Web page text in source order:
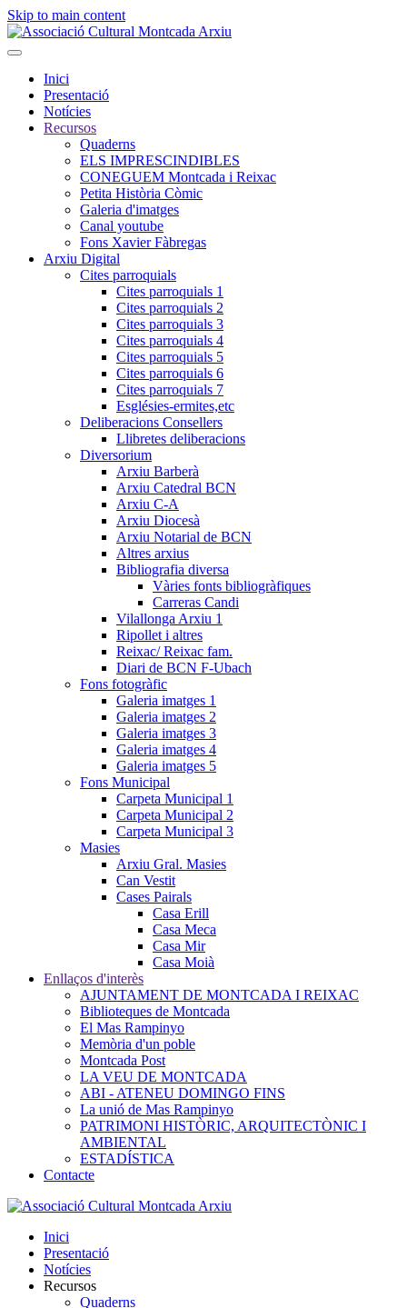
Skip to main content
Inici
Presentació
Notícies
Recursos
Quaderns
ELS IMPRESCINDIBLES
CONEGUEM Montcada i Reixac
Petita Història Còmic
Galeria d'imatges
Canal youtube
Fons Xavier Fàbregas
Arxiu Digital
Cites parroquials
Cites parroquials 1
Cites parroquials 2
Cites parroquials 3
Cites parroquials 4
Cites parroquials 5
Cites parroquials 6
Cites parroquials 7
Esglésies-ermites,etc
Deliberacions Consellers
Llibretes deliberacions
Diversorium
Arxiu Barberà
Arxiu Catedral BCN
Arxiu C-A
Arxiu Diocesà
Arxiu Notarial de BCN
Altres arxius
Bibliografia diversa
Vàries fonts bibliogràfiques
Carreras Candi
Vilallonga Arxiu 1
Ripollet i altres
Reixac/ Reixac fam.
Diari de BCN F-Ubach
Fons fotogràfic
Galeria imatges 1
Galeria imatges 2
Galeria imatges 3
Galeria imatges 4
Galeria imatges 5
Fons Municipal
Carpeta Municipal 1
Carpeta Municipal 2
Carpeta Municipal 3
Masies
Arxiu Gral. Masies
Can Vestit
Cases Pairals
Casa Erill
Casa Meca
Casa Mir
Casa Moià
Enllaços d'interès
AJUNTAMENT DE MONTCADA I REIXAC
Biblioteques de Montcada
El Mas Rampinyo
Memòria d'un poble
Montcada Post
LA VEU DE MONTCADA
ABI - ATENEU DOMINGO FINS
La unió de Mas Rampinyo
PATRIMONI HISTÒRIC, ARQUITECTÒNIC I
AMBIENTAL
ESTADÍSTICA
Contacte
Inici
Presentació
Notícies
Recursos
Quaderns